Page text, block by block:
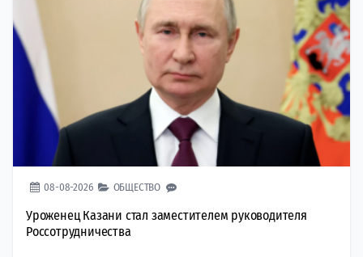
08-08-2026 ОБЩЕСТВО
Уроженец Казани стал заместителем руководителя
Россотрудничества